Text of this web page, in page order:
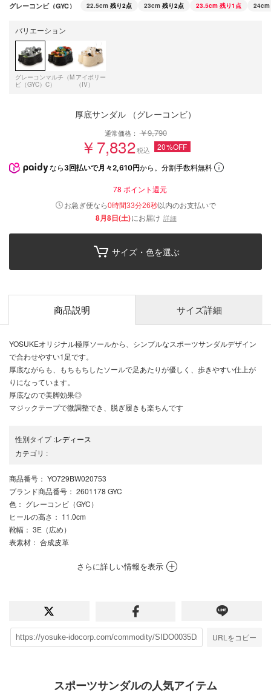
グレーコンビ（GYC） 22.5cm 残り2点 23cm 残り2点 23.5cm 残り1点 24cm
バリエーション
グレーコン
ビ（GYC）
マルチ（M
C）
アイボリー
（IV）
厚底サンダル （グレーコンビ）
通常価格：￥9,790
￥7,832税込 20%OFF
なら 3回払いで月々2,610円から。分割手数料無料
78 ポイント還元
お急ぎ便なら0時間33分25秒以内のお支払いで
8月8日(土)にお届け 詳細
サイズ・色を選ぶ
商品説明 サイズ詳細
YOSUKEオリジナル極厚ソールから、シンプルなスポーツサンダルデザイン
で合わせやすい1足です。
厚底ながらも、もちもちしたソールで足あたりが優しく、歩きやすい仕上が
りになっています。
厚底なので美脚効果◎
マジックテープで微調整でき、脱ぎ履きも楽ちんです
性別タイプ:レディース
カテゴリ :
商品番号 ： YO729BW020753
ブランド商品番号 ： 2601178 GYC
色 ： グレーコンビ（GYC）
ヒールの高さ ： 11.0cm
靴幅 ： 3E（広め）
表素材 ： 合成皮革
さらに詳しい情報を表示
URLをコピー
スポーツサンダルの人気アイテム